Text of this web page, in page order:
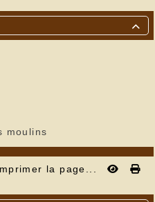

moulins
la page...